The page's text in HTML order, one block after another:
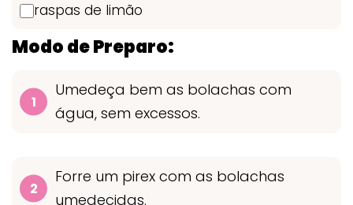
raspas de limão
Modo de Preparo:
Umedeça bem as bolachas com
água, sem excessos.
Forre um pirex com as bolachas
umedecidas.